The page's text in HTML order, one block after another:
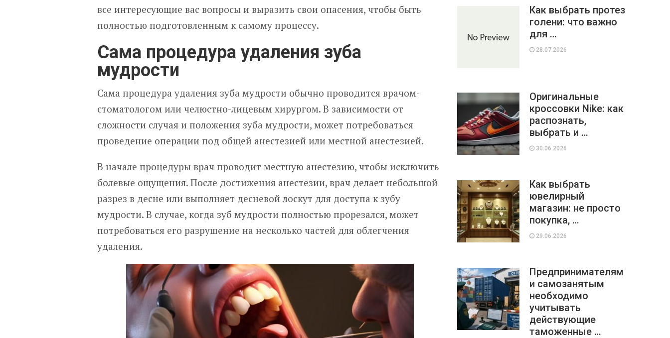
все интересующие вас вопросы и выразить свои опасения, чтобы быть
полностью подготовленным к самому процессу.
Сама процедура удаления зуба
мудрости
Сама процедура удаления зуба мудрости обычно проводится врачом-
стоматологом или челюстно-лицевым хирургом. В зависимости от
сложности случая и положения зуба мудрости, может потребоваться
проведение операции под общей анестезией или местной анестезией.
В начале процедуры врач проводит местную анестезию, чтобы исключить
болевые ощущения. После достижения анестезии, врач делает небольшой
разрез в десне или выполняет десневой лоскут для доступа к зубу
мудрости. В случае, когда зуб мудрости полностью прорезался, может
потребоваться его разрушение на несколько частей для облегчения
удаления.
Как выбрать протез
голени: что важно
для …
28.07.2026
Оригинальные
кроссовки Nike: как
распознать,
выбрать и …
30.06.2026
Как выбрать
ювелирный
магазин: не просто
покупка, …
29.06.2026
Предпринимателям
и самозанятым
необходимо
учитывать
действующие
таможенные …